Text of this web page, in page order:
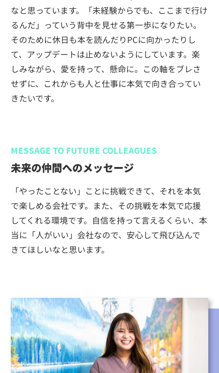
なと思っています。「未経験からでも、ここまで行け
るんだ」っていう背中を見せる第一歩になりたい。
そのために休日も本を読んだりPCに向かったりし
て、アップデートは止めないようにしています。楽
しみながら、愛を持って、懸命に。この軸をブレさ
せずに、これからも人と仕事に本気で向き合ってい
きたいです。
MESSAGE TO FUTURE COLLEAGUES
未来の仲間へのメッセージ
「やったことない」ことに挑戦できて、それを本気
で楽しめる会社です。また、その挑戦を本気で応援
してくれる環境です。自信を持って言えるくらい、本
当に「人がいい」会社なので、安心して飛び込んで
きてほしいなと思います。